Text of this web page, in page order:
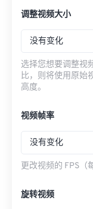
调整视频大小
没有变化
选择您想要调整视
比，则将使用原始
高度。
视频帧率
没有变化
更改视频的 FPS（
旋转视频